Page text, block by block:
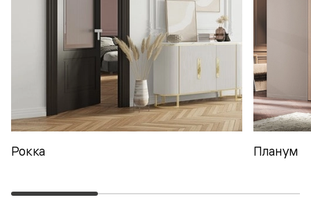
Рокка Планум